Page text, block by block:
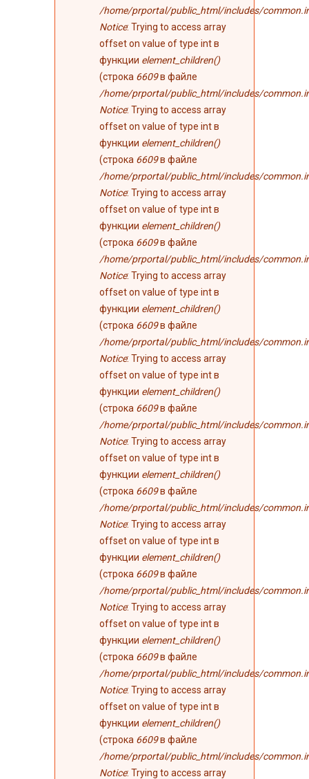
/home/prportal/public_html/includes/
Notice: Trying to access array
offset on value of type int в
функции element_children()
(строка 6609в файле
/home/prportal/public_html/includes/
Notice: Trying to access array
offset on value of type int в
функции element_children()
(строка 6609в файле
/home/prportal/public_html/includes/
Notice: Trying to access array
offset on value of type int в
функции element_children()
(строка 6609в файле
/home/prportal/public_html/includes/
Notice: Trying to access array
offset on value of type int в
функции element_children()
(строка 6609в файле
/home/prportal/public_html/includes/
Notice: Trying to access array
offset on value of type int в
функции element_children()
(строка 6609в файле
/home/prportal/public_html/includes/
Notice: Trying to access array
offset on value of type int в
функции element_children()
(строка 6609в файле
/home/prportal/public_html/includes/
Notice: Trying to access array
offset on value of type int в
функции element_children()
(строка 6609в файле
/home/prportal/public_html/includes/
Notice: Trying to access array
offset on value of type int в
функции element_children()
(строка 6609в файле
/home/prportal/public_html/includes/
Notice: Trying to access array
offset on value of type int в
функции element_children()
(строка 6609в файле
/home/prportal/public_html/includes/
Notice: Trying to access array